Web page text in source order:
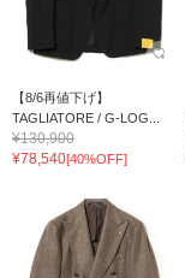
【8/6再値下げ】
TAGLIATORE / G-LOG...
¥130,900
¥78,540[40%OFF]